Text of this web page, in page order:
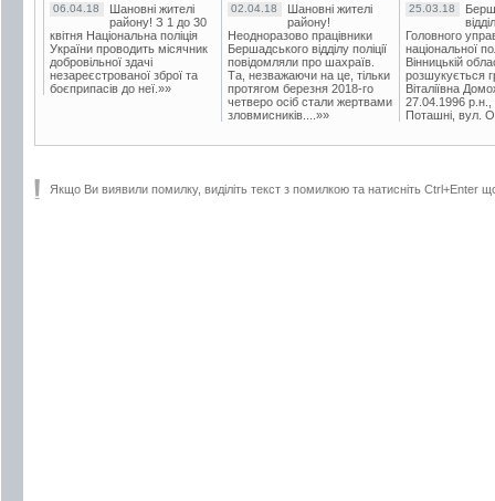
06.04.18
Шановні жителі
району! З 1 до 30
квітня Національна поліція
України проводить місячник
добровільної здачі
незареєстрованої зброї та
боєприпасів до неї.»»
02.04.18
Шановні жителі
району!
Неодноразово працівники
Бершадського відділу поліції
повідомляли про шахраїв.
Та, незважаючи на це, тільки
протягом березня 2018-го
четверо осіб стали жертвами
зловмисників....»»
25.03.18
Головного
національної
Вінницькій
розшукується
Віталіївна
27.04.1996 р.н.,
Поташні, вул.
Якщо Ви виявили помилку, виділіть текст з помилкою та натисніть Ctrl+Enter